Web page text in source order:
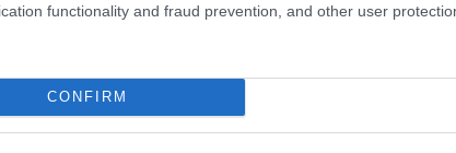
functionality and fraud prevention, and other user
CONFIRM
Gyermektáncház, amelynek a korábbi évekhez